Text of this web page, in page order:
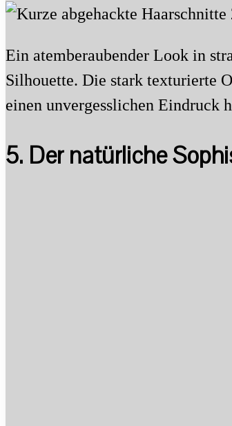
Ein atemberaubender Look in
Silhouette. Die stark texturierte
einen unvergesslichen Eindruck
5. Der natürliche